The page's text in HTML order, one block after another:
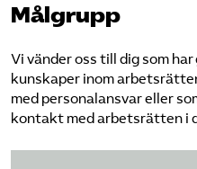
Målgrupp
Vi vänder oss till dig som
kunskaper inom
med personalansvar eller
kontakt med arbetsrätten i